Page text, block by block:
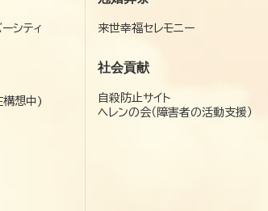
ーシティ
構想中)
来世幸福セレモニー
社会貢献
自殺防止サイト
ヘレンの会（障害者の活動支援）